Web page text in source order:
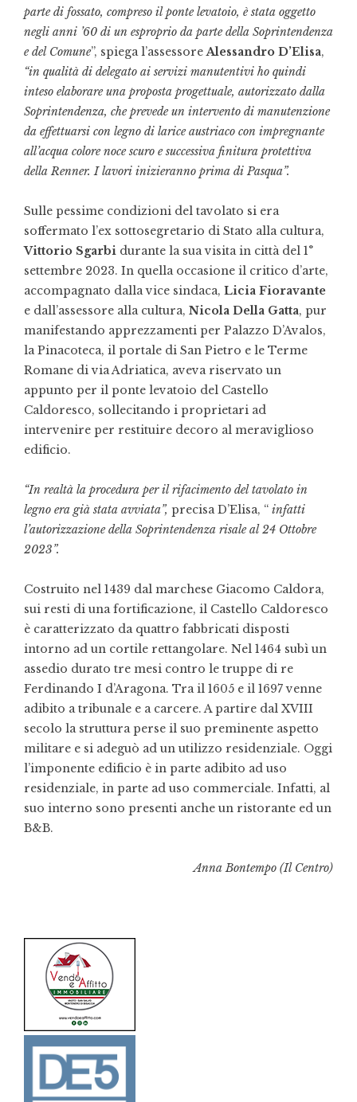
parte di fossato, compreso il ponte levatoio, è stata oggetto
negli anni ’60 di un esproprio da parte della Soprintendenza
e del Comune”, spiega l’assessoreAlessandro D’Elisa,
“in qualità di delegato ai servizi manutentivi ho quindi
inteso elaborare una proposta progettuale, autorizzato dalla
Soprintendenza, che prevede un intervento di manutenzione
da effettuarsi con legno di larice austriaco con impregnante
all’acqua colore noce scuro e successiva finitura protettiva
della Renner. I lavori inizieranno prima di Pasqua”.
Sulle pessime condizioni del tavolato si era
soffermato l’ex sottosegretario di Stato alla cultura,
Vittorio Sgarbi durante la sua visita in città del 1°
settembre 2023. In quella occasione il critico d’arte,
accompagnato dalla vice sindaca, Licia Fioravante
e dall’assessore alla cultura, Nicola Della Gatta, pur
manifestando apprezzamenti per Palazzo D’Avalos,
la Pinacoteca, il portale di San Pietro e le Terme
Romane di via Adriatica, aveva riservato un
appunto per il ponte levatoio del Castello
Caldoresco, sollecitando i proprietari ad
intervenire per restituire decoro al meraviglioso
edificio.
“In realtà la procedura per il rifacimento del tavolato in
legno era già stata avviata”, precisa D’Elisa, “ infatti
l’autorizzazione della Soprintendenza risale al 24 Ottobre
2023”.
Costruito nel 1439 dal marchese Giacomo Caldora,
sui resti di una fortificazione, il Castello Caldoresco
è caratterizzato da quattro fabbricati disposti
intorno ad un cortile rettangolare. Nel 1464 subì un
assedio durato tre mesi contro le truppe di re
Ferdinando I d’Aragona. Tra il 1605 e il 1697 venne
adibito a tribunale e a carcere. A partire dal XVIII
secolo la struttura perse il suo preminente aspetto
militare e si adeguò ad un utilizzo residenziale. Oggi
l’imponente edificio è in parte adibito ad uso
residenziale, in parte ad uso commerciale. Infatti, al
suo interno sono presenti anche un ristorante ed un
B&B.
Anna Bontempo (Il Centro)